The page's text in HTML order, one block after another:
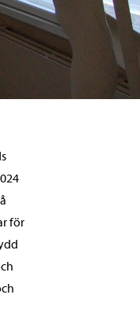
för